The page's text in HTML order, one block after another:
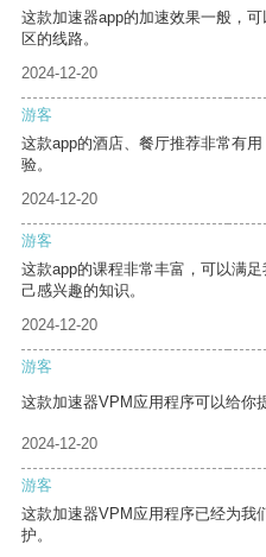
这款加速器app的加速效果一般，
区的线路。
2024-12-20
游客
这款app的酒店、餐厅推荐非常有
验。
2024-12-20
游客
这款app的课程非常丰富，可以满
己感兴趣的知识。
2024-12-20
游客
这款加速器VPM应用程序可以给你
2024-12-20
游客
这款加速器VPM应用程序已经为我
护。